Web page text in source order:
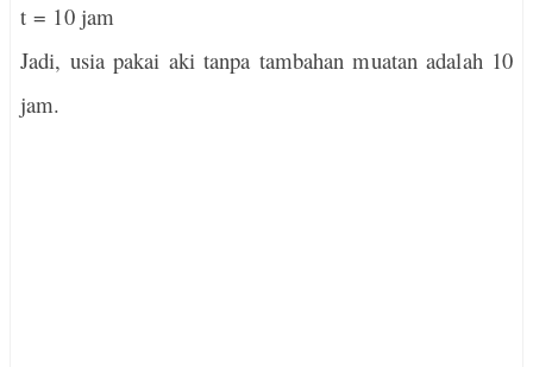
t = 10 jam
Jadi, usia pakai aki tanpa tambahan muatan adalah 10
jam.